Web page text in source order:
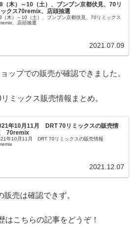
（木）～10（土）、ブンブン京都伏見、70リ
ックス70remix、店頭抽選
（木）～10（土）、ブンブン京都伏見、70リミックス
、店頭抽選
2021.07.09
ップでの販売が確認できました。
ミックス販売情報まとめ。
年10月11月 DRT 70リミックスの販売情
70remix
年10月11月 DRT 70リミックスの販売情報
2021.12.07
売は確認できず。
はこちらの記事をどうぞ！